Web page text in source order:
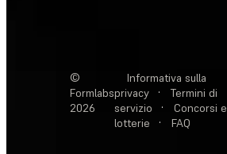
©
Formlabs
2026
Informativa sulla
privacy
·
Termini di
servizio
·
Concorsi e
lotterie
· FAQ